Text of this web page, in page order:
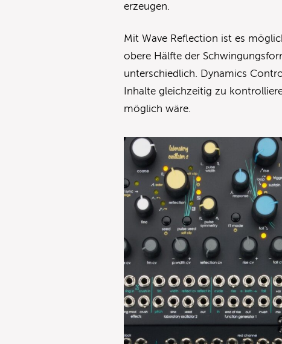
erzeugen.
Mit Wave Reflection ist es
obere Hälfte der
unterschiedlich. Dynamics
Inhalte gleichzeitig zu
möglich wäre.